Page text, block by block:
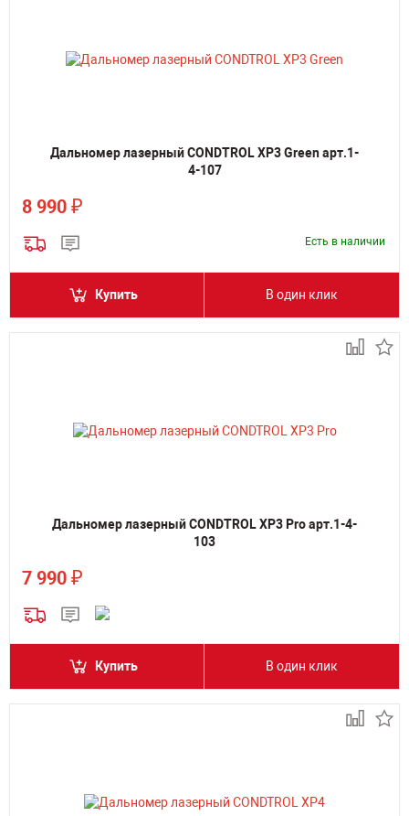
Дальномер лазерный CONDTROL XP3 Green арт.1-
4-107
8 990 ₽
Есть в наличии
Купить В один клик
Дальномер лазерный CONDTROL XP3 Pro арт.1-4-
103
7 990 ₽
Купить В один клик